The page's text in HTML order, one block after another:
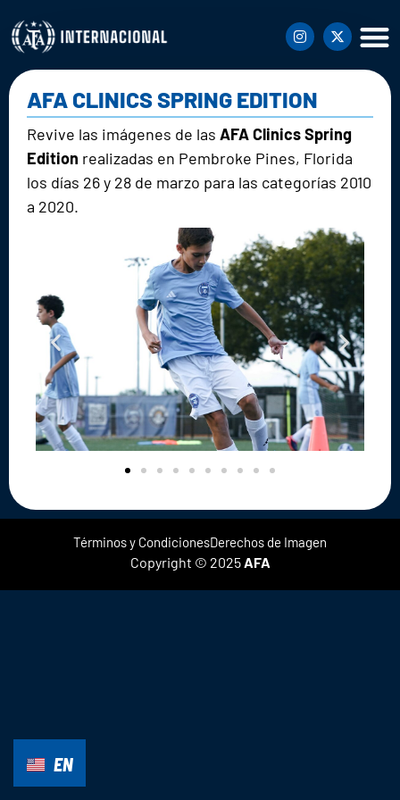
AFA CLINICS SPRING EDITION
Revive las imágenes de las AFA Clinics Spring
Edition realizadas en Pembroke Pines, Florida
los días 26 y 28 de marzo para las categorías 2010
a 2020.
Términos y CondicionesDerechos de Imagen
Copyright © 2025 AFA
EN